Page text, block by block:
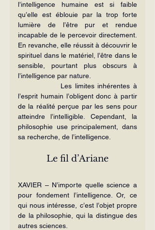
l’intelligence humaine est si faible
qu’elle est éblouie par la trop forte
lumière de l’être pur et rendue
incapable de le percevoir directement.
En revanche, elle réussit à découvrir le
spirituel dans le matériel, l’être dans le
sensible, pourtant plus obscurs à
l’intelligence par nature.
Les limites inhérentes à
l’esprit humain l’obligent donc à partir
de la réalité perçue par les sens pour
atteindre l’intelligible. Cependant, la
philosophie use principalement, dans
sa recherche, de l’intelligence.
Le fil d’Ariane
XAVIER – N’importe quelle science a
pour fondement l’intelligence. Or, ce
qui nous intéresse, c’est l’objet propre
de la philosophie, qui la distingue des
autres sciences.